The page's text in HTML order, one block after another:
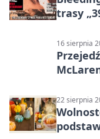
trasy
16 sierpnia
22 sierpnia